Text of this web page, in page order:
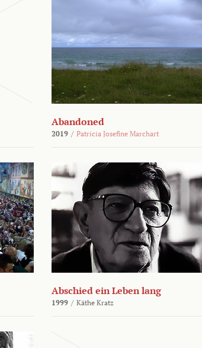
Abandoned
2019 / Patricia Josefine Marchart
Abschied ein Leben lang
1999 / Käthe Kratz